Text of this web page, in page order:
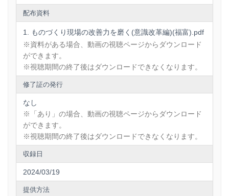
配布資料
ものづくり現場の改善力を磨く(意識改革編)(福富).pdf
※資料がある場合、動画の視聴ページからダウンロード
ができます。
※視聴期間の終了後はダウンロードできなくなります。
修了証の発行
なし
※「あり」の場合、動画の視聴ページからダウンロード
ができます。
※視聴期間の終了後はダウンロードできなくなります。
収録日
2024/03/19
提供方法